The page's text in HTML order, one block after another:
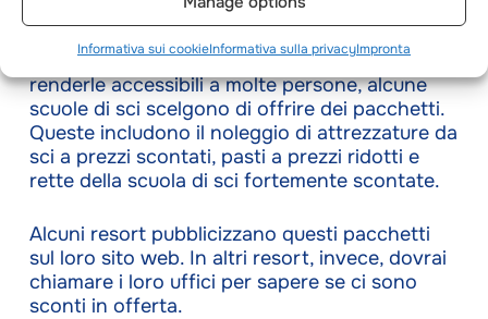
Informativa sui cookieInformativa sulla privacyImpronta
investimento costoso. Per ridurre le spese e
renderle accessibili a molte persone, alcune
scuole di sci scelgono di offrire dei pacchetti.
Queste includono il noleggio di attrezzature da
sci a prezzi scontati, pasti a prezzi ridotti e
rette della scuola di sci fortemente scontate.
Alcuni resort pubblicizzano questi pacchetti
sul loro sito web. In altri resort, invece, dovrai
chiamare i loro uffici per sapere se ci sono
sconti in offerta.